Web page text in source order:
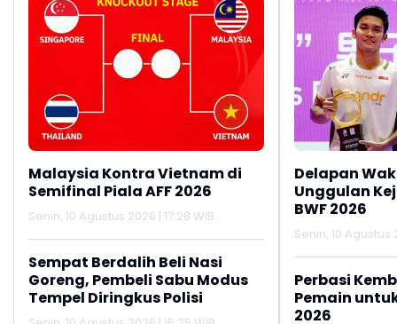
Malaysia Kontra Vietnam di
Semifinal Piala AFF 2026
Senin, 10 Agustus 2026 | 17:28 WIB
Sempat Berdalih Beli Nasi
Goreng, Pembeli Sabu Modus
Tempel Diringkus Polisi
Delapan
Unggulan
BWF 2026
Senin, 10 Agustus
Perbasi
Pemain
2026